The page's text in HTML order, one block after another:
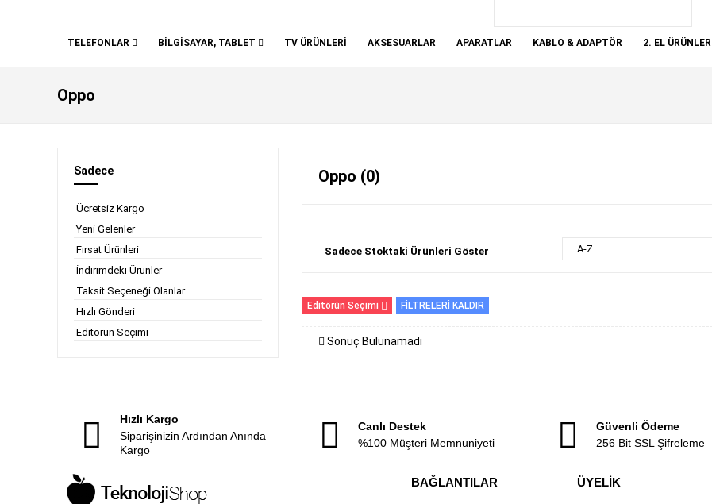
TELEFONLAR BİLGİSAYAR, TABLET TV ÜRÜNLERİ AKSESUARLAR APARATLAR KABLO & ADAPTÖR 2. EL ÜRÜNLER
Oppo
Sadece
Ücretsiz Kargo
Yeni Gelenler
Fırsat Ürünleri
İndirimdeki Ürünler
Taksit Seçeneği Olanlar
Hızlı Gönderi
Editörün Seçimi
Oppo (0)
Sadece Stoktaki Ürünleri Göster A-Z
Editörün Seçimi FİLTRELERİ KALDIR
Sonuç Bulunamadı
Hızlı Kargo
Siparişinizin Ardından Anında
Kargo
Canlı Destek
%100 Müşteri Memnuniyeti
Güvenli Ödeme
256 Bit SSL Şifreleme
BAĞLANTILAR ÜYELİK